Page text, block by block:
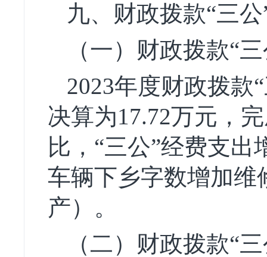
九、财政拨款“三
（一）财政拨款“
2023年度财政拨款
决算为17.72万元，
比，“三公”经费支出
车辆下乡字数增加维
产）。
（二）财政拨款“